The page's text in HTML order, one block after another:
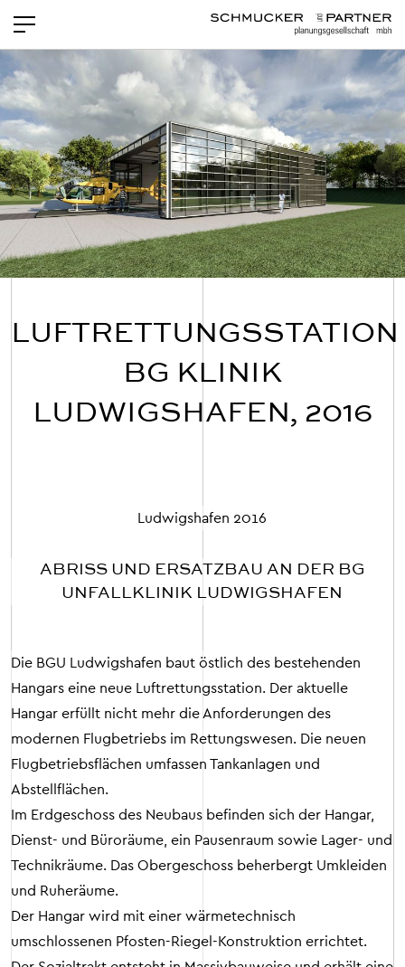
PROJEKTE
NEWS
LEISTUNGEN
TEAM
OFFENE STELLEN
LUFTRETTUNGSSTATION
BG KLINIK
LUDWIGSHAFEN, 2016
Ludwigshafen 2016
ABRISS UND ERSATZBAU AN DER BG
UNFALLKLINIK LUDWIGSHAFEN
Die BGU Ludwigshafen baut östlich des bestehenden
Hangars eine neue Luftrettungsstation. Der aktuelle
Hangar erfüllt nicht mehr die Anforderungen des
modernen Flugbetriebs im Rettungswesen. Die neuen
Flugbetriebsflächen umfassen Tankanlagen und
Abstellflächen.
Im Erdgeschoss des Neubaus befinden sich der Hangar,
Dienst- und Büroräume, ein Pausenraum sowie Lager- und
Technikräume. Das Obergeschoss beherbergt Umkleiden
und Ruheräume.
Der Hangar wird mit einer wärmetechnisch
umschlossenen Pfosten-Riegel-Konstruktion errichtet.